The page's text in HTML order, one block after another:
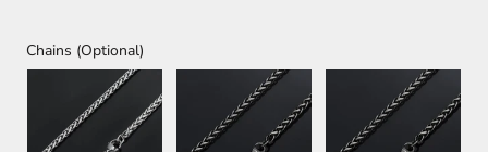
Chains (Optional)